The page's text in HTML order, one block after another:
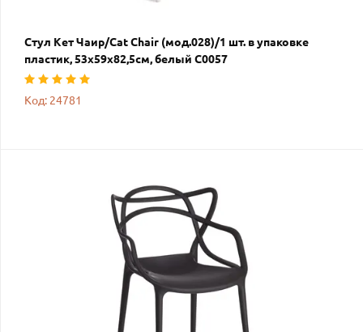
Стул Кет Чаир/Cat Chair (мод.028)/1 шт. в упаковке
пластик, 53х59х82,5см, белый C0057
Код: 24781